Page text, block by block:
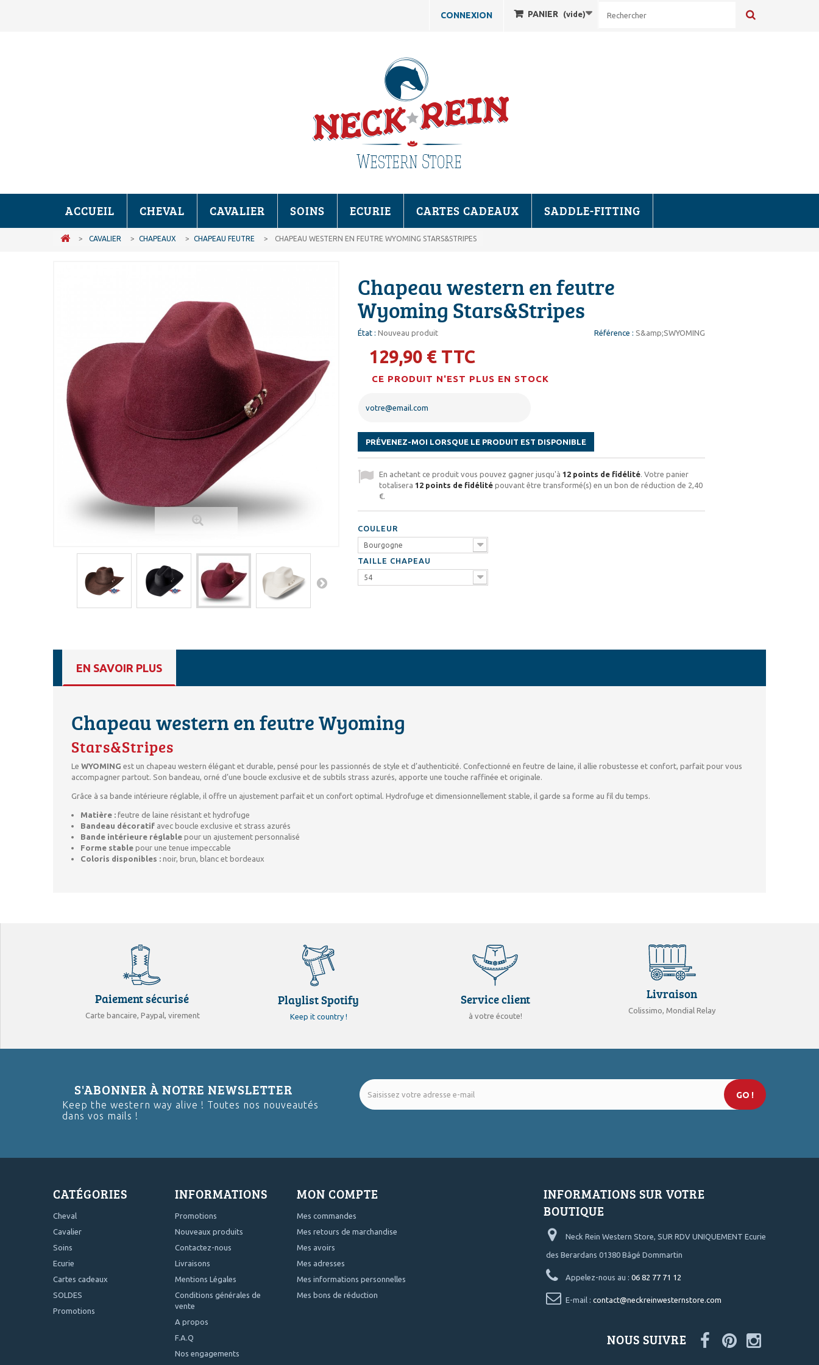
PANIER (vide)
CONNEXION
ACCUEIL CHEVAL CAVALIER SOINS ECURIE CARTES CADEAUX SADDLE-FITTING
> CAVALIER > CHAPEAUX > CHAPEAU FEUTRE > CHAPEAU WESTERN EN FEUTRE WYOMING STARS&STRIPES
Chapeau western en feutre
Wyoming Stars&Stripes
Référence : S&amp;SWYOMING
État : Nouveau produit
129,90 € TTC
CE PRODUIT N'EST PLUS EN STOCK
PRÉVENEZ-MOI LORSQUE LE PRODUIT EST DISPONIBLE
En achetant ce produit vous pouvez gagner jusqu'à 12 points de fidélité . Votre panier
totalisera 12 points de fidélité pouvant être transformé(s) en un bon de réduction de 2,40
€
COULEUR
Bourgogne
TAILLE CHAPEAU
54
EN SAVOIR PLUS
Chapeau western en feutre Wyoming
Stars&Stripes
Le WYOMING est un chapeau western élégant et durable, pensé pour les passionnés de style et d’authenticité. Confectionné en feutre de laine, il allie robustesse et confort, parfait pour vous
accompagner partout. Son bandeau, orné d’une boucle exclusive et de subtils strass azurés, apporte une touche raffinée et originale.
Grâce à sa bande intérieure réglable, il offre un ajustement parfait et un confort optimal. Hydrofuge et dimensionnellement stable, il garde sa forme au fil du temps.
Matière : feutre de laine résistant et hydrofuge
Bandeau décoratif avec boucle exclusive et strass azurés
Bande intérieure réglable pour un ajustement personnalisé
Forme stable pour une tenue impeccable
Coloris disponibles : noir, brun, blanc et bordeaux
Paiement sécurisé
Carte bancaire, Paypal, virement
Playlist Spotify
Keep it country !
Service client
à votre écoute!
Livraison
Colissimo, Mondial Relay
S'ABONNER À NOTRE NEWSLETTER
Keep the western way alive ! Toutes nos nouveautés
dans vos mails !
GO !
CATÉGORIES
Cheval
Cavalier
Soins
Ecurie
Cartes cadeaux
SOLDES
Promotions
INFORMATIONS
Promotions
Nouveaux produits
Contactez-nous
Livraisons
Mentions Légales
Conditions générales de
vente
A propos
F.A.Q
Nos engagements
MON COMPTE
Mes commandes
Mes retours de marchandise
Mes avoirs
Mes adresses
Mes informations personnelles
Mes bons de réduction
INFORMATIONS SUR VOTRE
BOUTIQUE
Neck Rein Western Store, SUR RDV UNIQUEMENT Ecurie
des Berardans 01380 Bâgé Dommartin
Appelez-nous au : 06 82 77 71 12
E-mail : contact@neckreinwesternstore.com
NOUS SUIVRE